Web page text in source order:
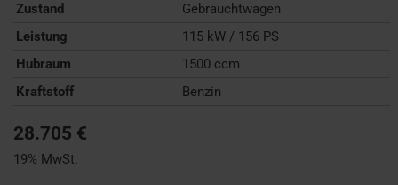
Zustand
Gebrauchtwagen
Leistung
115 kW / 156 PS
Hubraum
1500 ccm
Kraftstoff
Benzin
28.705 €
19% MwSt.